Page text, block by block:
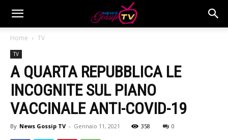
Home TV
TV
A QUARTA REPUBBLICA LE
INCOGNITE SUL PIANO
VACCINALE ANTI-COVID-19
By News Gossip TV - Gennaio 11, 2021 358 0